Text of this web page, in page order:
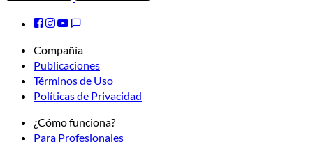
Compañía
Publicaciones
Términos de Uso
Políticas de Privacidad
¿Cómo funciona?
Para Profesionales